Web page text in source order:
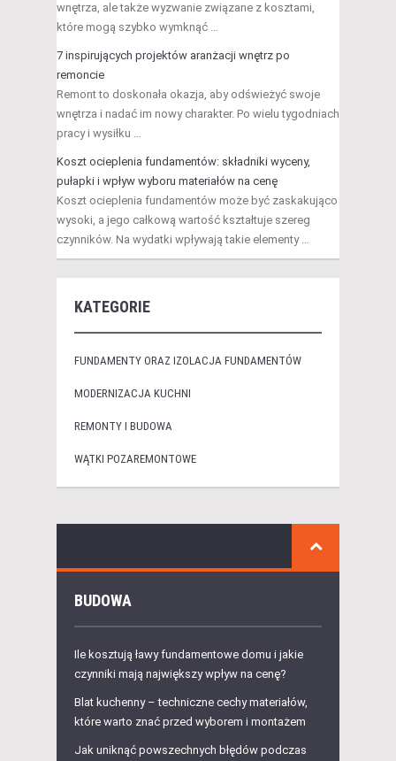
wnętrza, ale także wyzwanie związane z kosztami,
które mogą szybko wymknąć …
7 inspirujących projektów aranżacji wnętrz po
remoncie
Remont to doskonała okazja, aby odświeżyć swoje
wnętrza i nadać im nowy charakter. Po wielu tygodniach
pracy i wysiłku …
Koszt ocieplenia fundamentów: składniki wyceny,
pułapki i wpływ wyboru materiałów na cenę
Koszt ocieplenia fundamentów może być zaskakująco
wysoki, a jego całkową wartość kształtuje szereg
czynników. Na wydatki wpływają takie elementy …
KATEGORIE
FUNDAMENTY ORAZ IZOLACJA FUNDAMENTÓW
MODERNIZACJA KUCHNI
REMONTY I BUDOWA
WĄTKI POZAREMONTOWE
BUDOWA
Ile kosztują ławy fundamentowe domu i jakie
czynniki mają największy wpływ na cenę?
Blat kuchenny – techniczne cechy materiałów,
które warto znać przed wyborem i montażem
Jak uniknąć powszechnych błędów podczas